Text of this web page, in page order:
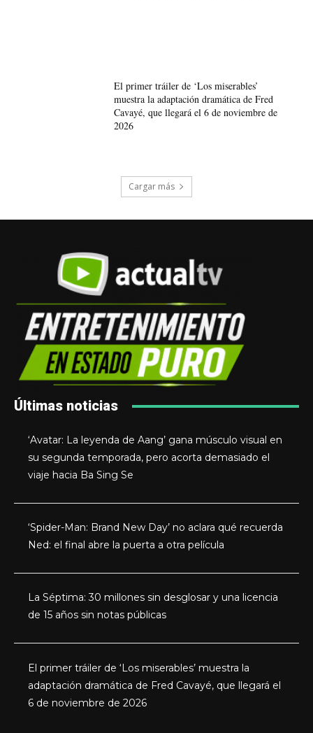
El primer tráiler de ‘Los miserables’
muestra la adaptación dramática de Fred
Cavayé, que llegará el 6 de noviembre de
2026
Cargar más
Últimas noticias
‘Avatar: La leyenda de Aang’ gana músculo visual en
su segunda temporada, pero acorta demasiado el
viaje hacia Ba Sing Se
‘Spider-Man: Brand New Day’ no aclara qué recuerda
Ned: el final abre la puerta a otra película
La Séptima: 30 millones sin desglosar y una licencia
de 15 años sin notas públicas
El primer tráiler de ‘Los miserables’ muestra la
adaptación dramática de Fred Cavayé, que llegará el
6 de noviembre de 2026